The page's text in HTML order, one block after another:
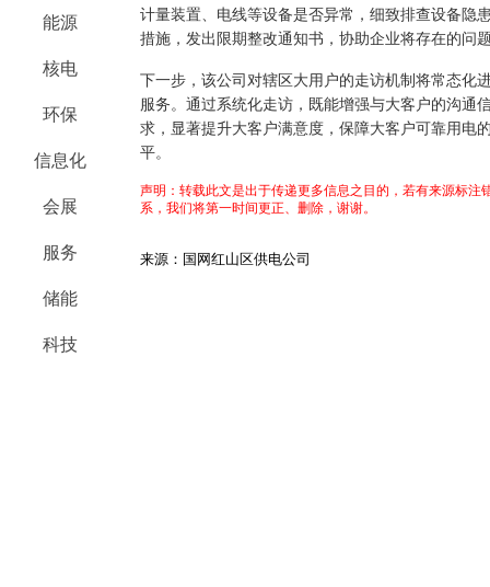
能源
核电
环保
信息化
会展
服务
储能
科技
计量装置、电线等设备是否异常，细致排查设备隐
措施，发出限期整改通知书，协助企业将存在的问
下一步，该公司对辖区大用户的走访机制将常态化
服务。通过系统化走访，既能增强与大客户的沟通
求，显著提升大客户满意度，保障大客户可靠用电
平。
声明：转载此文是出于传递更多信息之目的，若有来源标
系，我们将第一时间更正、删除，谢谢。
来源：国网红山区供电公司